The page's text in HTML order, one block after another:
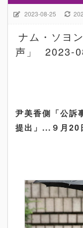
2023-08-25
ナム・ソヨ
声」
2023-
尹美香側「公訴
提出」 ... ９月 20